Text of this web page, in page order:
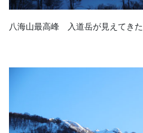
八海山最高峰 入道岳が見えてきた